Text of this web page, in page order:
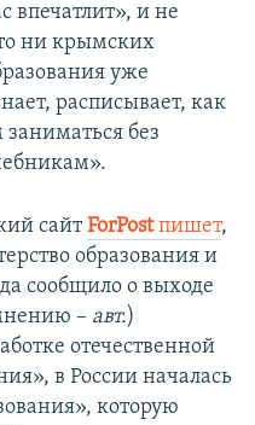
впечатлит», и не
ни крымских
уже
расписывает, как
заниматься без
сайтForPostпишет,
образования и
сообщило о выходе
– авт.)
отечественной
в России началась
которую